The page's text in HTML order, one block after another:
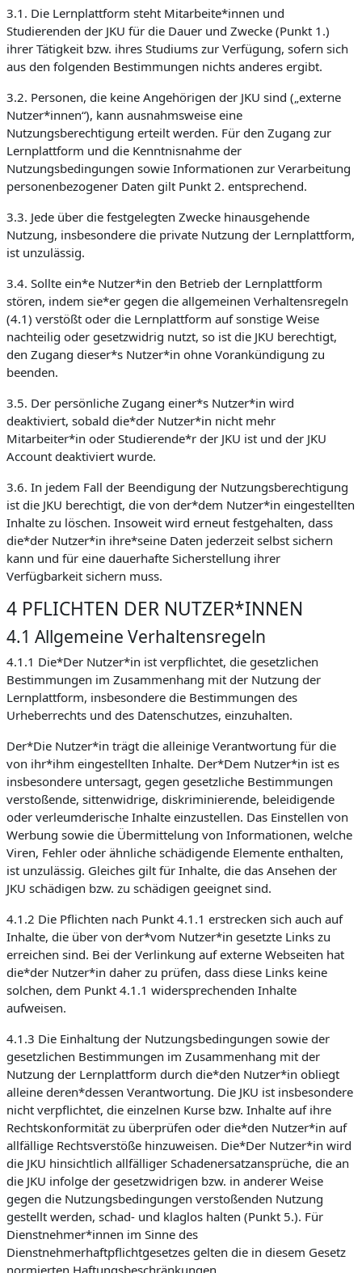
3.1. Die Lernplattform steht Mitarbeite*innen und
Studierenden der JKU für die Dauer und Zwecke (Punkt 1.)
ihrer Tätigkeit bzw. ihres Studiums zur Verfügung, sofern sich
aus den folgenden Bestimmungen nichts anderes ergibt.
3.2. Personen, die keine Angehörigen der JKU sind („externe
Nutzer*innen“), kann ausnahmsweise eine
Nutzungsberechtigung erteilt werden. Für den Zugang zur
Lernplattform und die Kenntnisnahme der
Nutzungsbedingungen sowie Informationen zur Verarbeitung
personenbezogener Daten gilt Punkt 2. entsprechend.
3.3. Jede über die festgelegten Zwecke hinausgehende
Nutzung, insbesondere die private Nutzung der Lernplattform,
ist unzulässig.
3.4. Sollte ein*e Nutzer*in den Betrieb der Lernplattform
stören, indem sie*er gegen die allgemeinen Verhaltensregeln
(4.1) verstößt oder die Lernplattform auf sonstige Weise
nachteilig oder gesetzwidrig nutzt, so ist die JKU berechtigt,
den Zugang dieser*s Nutzer*in ohne Vorankündigung zu
beenden.
3.5. Der persönliche Zugang einer*s Nutzer*in wird
deaktiviert, sobald die*der Nutzer*in nicht mehr
Mitarbeiter*in oder Studierende*r der JKU ist und der JKU
Account deaktiviert wurde.
3.6. In jedem Fall der Beendigung der Nutzungsberechtigung
ist die JKU berechtigt, die von der*dem Nutzer*in eingestellten
Inhalte zu löschen. Insoweit wird erneut festgehalten, dass
die*der Nutzer*in ihre*seine Daten jederzeit selbst sichern
kann und für eine dauerhafte Sicherstellung ihrer
Verfügbarkeit sichern muss.
4 PFLICHTEN DER NUTZER*INNEN
4.1 Allgemeine Verhaltensregeln
4.1.1 Die*Der Nutzer*in ist verpflichtet, die gesetzlichen
Bestimmungen im Zusammenhang mit der Nutzung der
Lernplattform, insbesondere die Bestimmungen des
Urheberrechts und des Datenschutzes, einzuhalten.
Der*Die Nutzer*in trägt die alleinige Verantwortung für die
von ihr*ihm eingestellten Inhalte. Der*Dem Nutzer*in ist es
insbesondere untersagt, gegen gesetzliche Bestimmungen
verstoßende, sittenwidrige, diskriminierende, beleidigende
oder verleumderische Inhalte einzustellen. Das Einstellen von
Werbung sowie die Übermittelung von Informationen, welche
Viren, Fehler oder ähnliche schädigende Elemente enthalten,
ist unzulässig. Gleiches gilt für Inhalte, die das Ansehen der
JKU schädigen bzw. zu schädigen geeignet sind.
4.1.2 Die Pflichten nach Punkt 4.1.1 erstrecken sich auch auf
Inhalte, die über von der*vom Nutzer*in gesetzte Links zu
erreichen sind. Bei der Verlinkung auf externe Webseiten hat
die*der Nutzer*in daher zu prüfen, dass diese Links keine
solchen, dem Punkt 4.1.1 widersprechenden Inhalte
aufweisen.
4.1.3 Die Einhaltung der Nutzungsbedingungen sowie der
gesetzlichen Bestimmungen im Zusammenhang mit der
Nutzung der Lernplattform durch die*den Nutzer*in obliegt
alleine deren*dessen Verantwortung. Die JKU ist insbesondere
nicht verpflichtet, die einzelnen Kurse bzw. Inhalte auf ihre
Rechtskonformität zu überprüfen oder die*den Nutzer*in auf
allfällige Rechtsverstöße hinzuweisen. Die*Der Nutzer*in wird
die JKU hinsichtlich allfälliger Schadenersatzansprüche, die an
die JKU infolge der gesetzwidrigen bzw. in anderer Weise
gegen die Nutzungsbedingungen verstoßenden Nutzung
gestellt werden, schad- und klaglos halten (Punkt 5.). Für
Dienstnehmer*innen im Sinne des
Dienstnehmerhaftpflichtgesetzes gelten die in diesem Gesetz
normierten Haftungsbeschränkungen.